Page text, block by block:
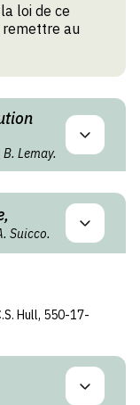
loi de ce
remettre au
Lemay.
Suicco.
Hull, 550-17-